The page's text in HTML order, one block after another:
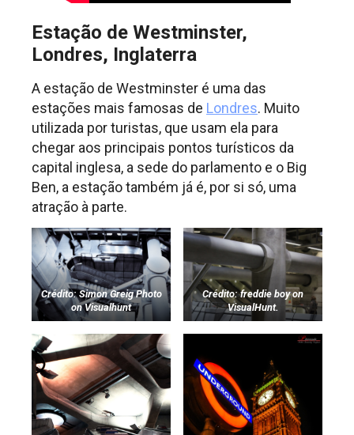
Estação de Westminster,
Londres, Inglaterra
A estação de Westminster é uma das
estações mais famosas de Londres. Muito
utilizada por turistas, que usam ela para
chegar aos principais pontos turísticos da
capital inglesa, a sede do parlamento e o Big
Ben, a estação também já é, por si só, uma
atração à parte.
Crédito: Simon Greig Photo
on Visualhunt
Crédito: freddie boy on
VisualHunt.